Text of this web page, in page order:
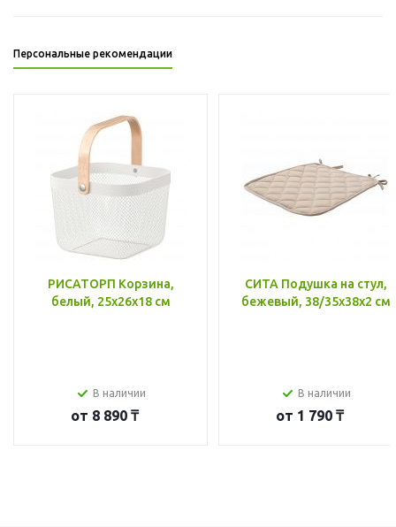
Персональные рекомендации
РИСАТОРП Корзина,
белый, 25x26x18 см
В наличии
от 8 890 ₸
СИТА Подушка на стул,
бежевый, 38/35x38x2 см
В наличии
от 1 790 ₸